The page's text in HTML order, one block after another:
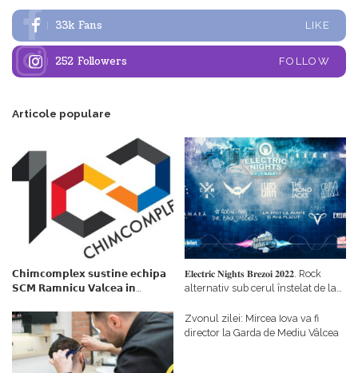
33k Fans LIKE
252 Followers FOLLOW
Articole populare
𝗖𝗵𝗶𝗺𝗰𝗼𝗺𝗽𝗹𝗲𝘅 𝘀𝘂𝘀𝘁𝗶𝗻𝗲 𝗲𝗰𝗵𝗶𝗽𝗮
𝗦𝗖𝗠 𝗥𝗮𝗺𝗻𝗶𝗰𝘂 𝗩𝗮𝗹𝗰𝗲𝗮 𝗶𝗻
𝗳𝗶𝗻𝗮𝗻𝘁𝗮𝘁𝗼𝗿
𝐄𝐥𝐞𝐜𝐭𝐫𝐢𝐜 𝐍𝐢𝐠𝐡𝐭𝐬 𝐁𝐫𝐞𝐳𝐨𝐢 𝟐𝟎𝟐𝟐. Rock
alternativ sub cerul înstelat de la
Zvonul zilei: Mircea Iova va fi
director la Garda de Mediu Vâlcea